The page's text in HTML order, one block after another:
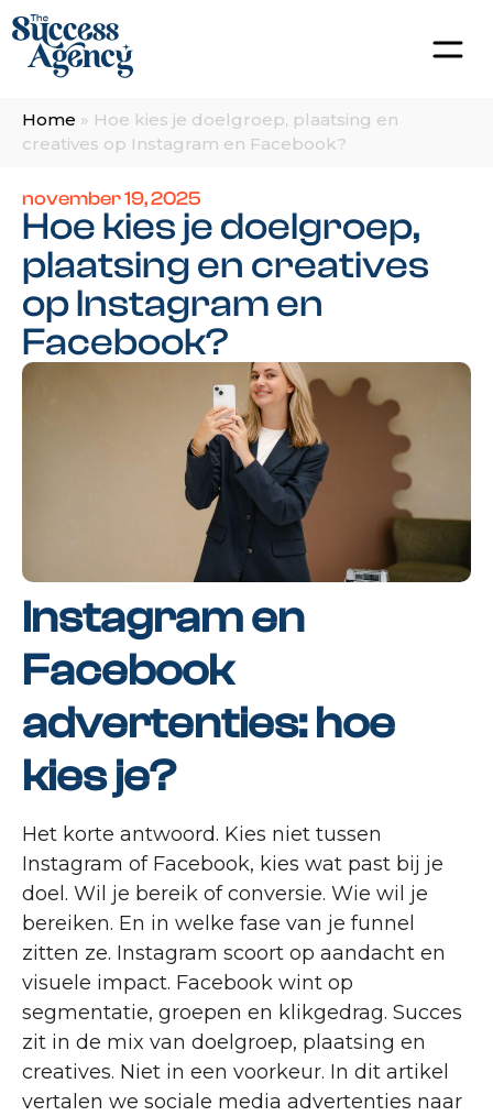
Home » Hoe kies je doelgroep, plaatsing en
creatives op Instagram en Facebook?
november 19, 2025
Hoe kies je doelgroep,
plaatsing en creatives
op Instagram en
Facebook?
Instagram en
Facebook
advertenties: hoe
kies je?
Het korte antwoord. Kies niet tussen
Instagram of Facebook, kies wat past bij je
doel. Wil je bereik of conversie. Wie wil je
bereiken. En in welke fase van je funnel
zitten ze. Instagram scoort op aandacht en
visuele impact. Facebook wint op
segmentatie, groepen en klikgedrag. Succes
zit in de mix van doelgroep, plaatsing en
creatives. Niet in een voorkeur. In dit artikel
vertalen we sociale media advertenties naar